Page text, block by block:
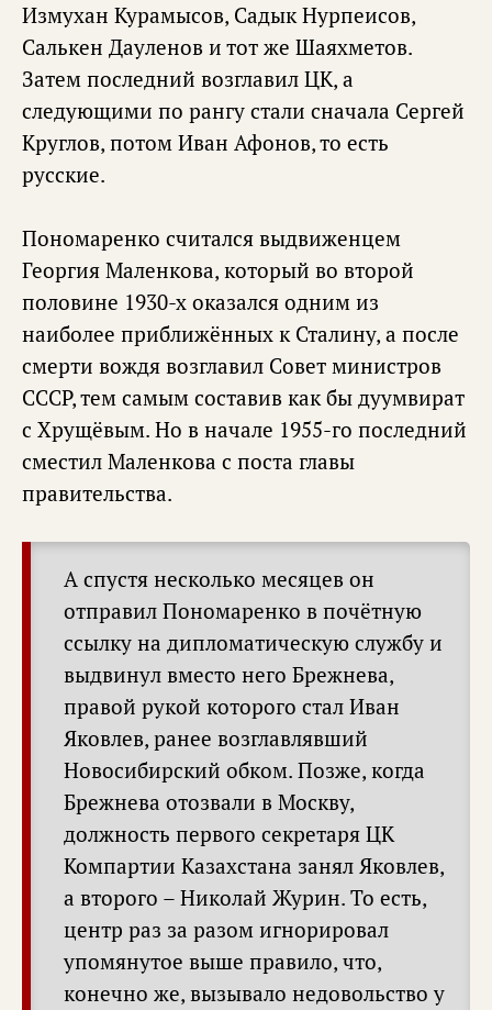
Измухан Курамысов, Садык Нурпеисов,
Салькен Дауленов и тот же Шаяхметов.
Затем последний возглавил ЦК, а
следующими по рангу стали сначала Сергей
Круглов, потом Иван Афонов, то есть
русские.
Пономаренко считался выдвиженцем
Георгия Маленкова, который во второй
половине 1930-х оказался одним из
наиболее приближённых к Сталину, а после
смерти вождя возглавил Совет министров
СССР, тем самым составив как бы дуумвират
с Хрущёвым. Но в начале 1955-го последний
сместил Маленкова с поста главы
правительства.
А спустя несколько месяцев он
отправил Пономаренко в почётную
ссылку на дипломатическую службу и
выдвинул вместо него Брежнева,
правой рукой которого стал Иван
Яковлев, ранее возглавлявший
Новосибирский обком. Позже, когда
Брежнева отозвали в Москву,
должность первого секретаря ЦК
Компартии Казахстана занял Яковлев,
а второго – Николай Журин. То есть,
центр раз за разом игнорировал
упомянутое выше правило, что,
конечно же, вызывало недовольство у